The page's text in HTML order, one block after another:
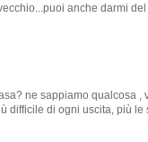
anche darmi del
ne sappiamo qualcosa ,
difficile di ogni uscita, più